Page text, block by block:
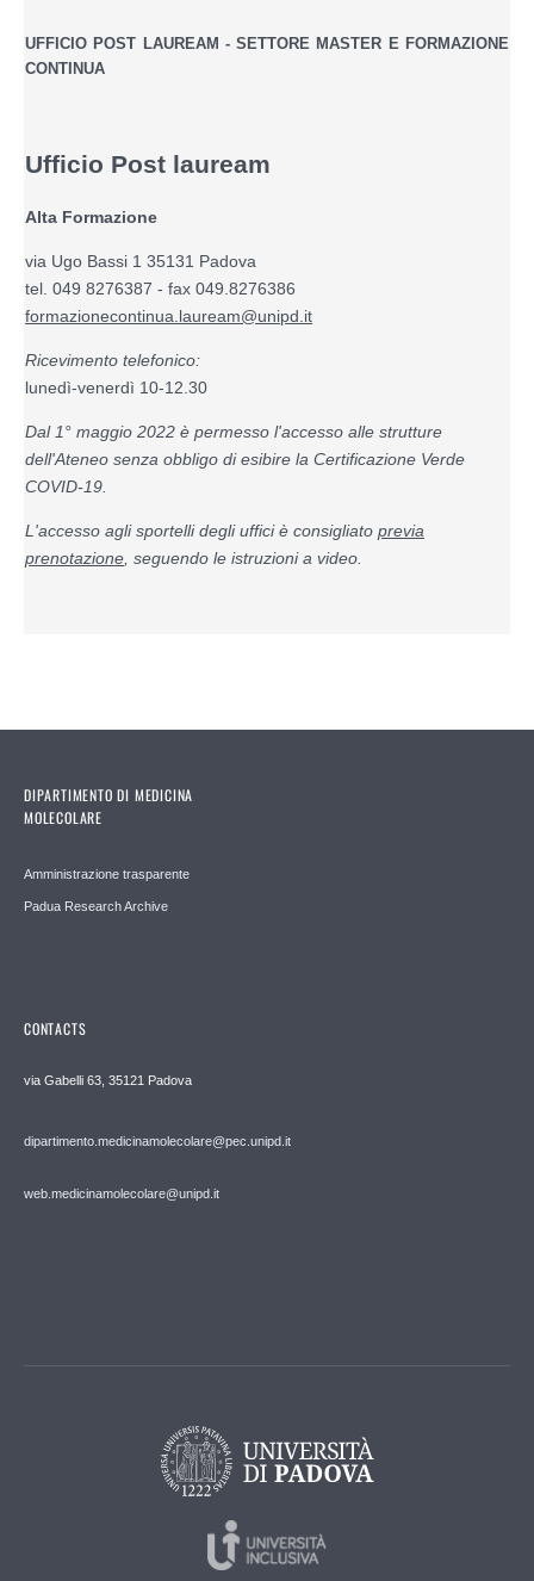
UFFICIO POST LAUREAM - SETTORE MASTER E FORMAZIONE
CONTINUA
Ufficio Post lauream
Alta Formazione
via Ugo Bassi 1 35131 Padova
tel. 049 8276387 - fax 049.8276386
formazionecontinua.lauream@unipd.it
Ricevimento telefonico:
lunedì-venerdì 10-12.30
Dal 1° maggio 2022 è permesso l'accesso alle strutture
dell'Ateneo senza obbligo di esibire la Certificazione Verde
COVID-19.
L'accesso agli sportelli degli uffici è consigliato previa
prenotazione , seguendo le istruzioni a video.
DIPARTIMENTO DI MEDICINA
MOLECOLARE
Amministrazione trasparente
Padua Research Archive
CONTACTS
via Gabelli 63, 35121 Padova
dipartimento.medicinamolecolare@pec.unipd.it
web.medicinamolecolare@unipd.it